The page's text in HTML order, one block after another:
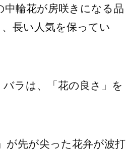
中輪花が房咲きになる品
長い人気を保ってい
ラは、「花の良さ」を
が先が尖った花弁が波打